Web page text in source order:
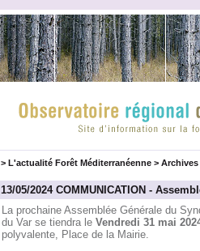
> L'actualité Forêt Méditerranéenne> Archives
13/05/2024 COMMUNICATION -
La prochaine Assemblée Générale du
du Var se tiendra le Vendredi 31 mai
polyvalente, Place de la Mairie.